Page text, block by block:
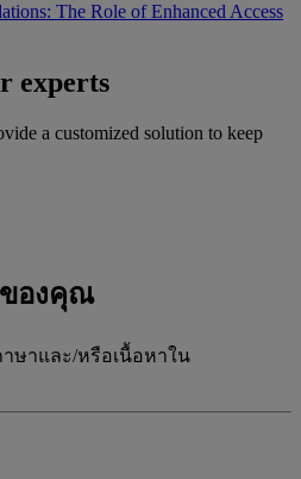
The Role of Enhanced Access
experts
a customized solution to keep
ของคุณ
ษาและ/หรือเนื้อหาใน